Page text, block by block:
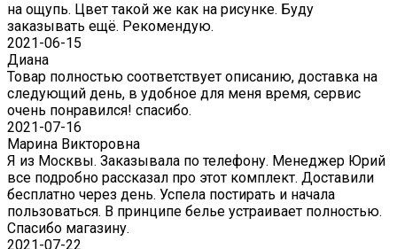
на ощупь. Цвет такой же как на рисунке. Буду
заказывать ещё. Рекомендую.
2021-06-15
Диана
Товар полностью соответствует описанию, доставка на
следующий день, в удобное для меня время, сервис
очень понравился! спасибо.
2021-07-16
Марина Викторовна
Я из Москвы. Заказывала по телефону. Менеджер Юрий
все подробно рассказал про этот комплект. Доставили
бесплатно через день. Успела постирать и начала
пользоваться. В принципе белье устраивает полностью.
Спасибо магазину.
2021-07-22